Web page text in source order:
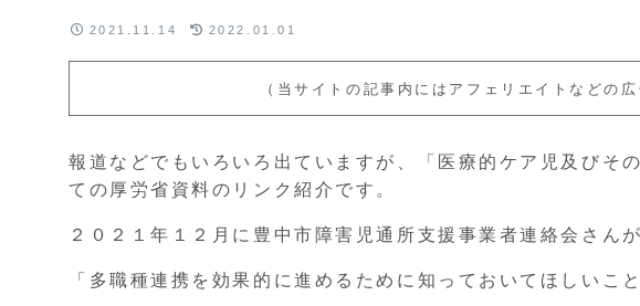
2021.11.14 2022.01.01
（当サイトの記事内にはアフェリエイトなどの
報道などでもいろいろ出ていますが、「医療的ケア児及びそ
ての厚労省資料のリンク紹介です。
２０２１年１２月に豊中市障害児通所⽀援事業者連絡会さん
「多職種連携を効果的に進めるために知っておいてほしいこと